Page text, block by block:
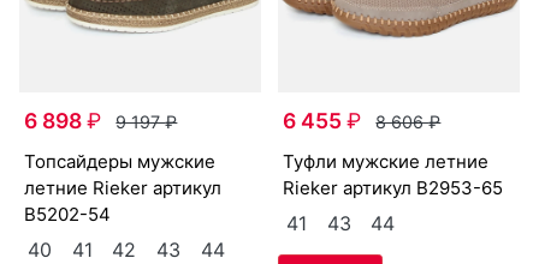
6 898₽ 9 197₽
топ­сай­де­ры мужс­кие
лет­ние Ri­eker артикул
B5202-54
40 41 42 43 44
6 455₽ 8 606₽
туф­ли мужс­кие лет­ние
Ri­eker артикул B2953-65
41 43 44